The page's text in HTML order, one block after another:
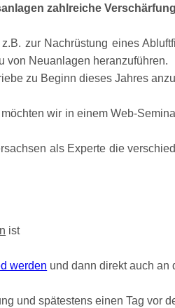
zahlreiche
zur Nachrüstung eines
von Neuanlagen heranzuführen.
zu Beginn dieses Jahres
wir in einem Web-
als Experte die
ist
werden und dann direkt auch an
und spätestens einen Tag vor